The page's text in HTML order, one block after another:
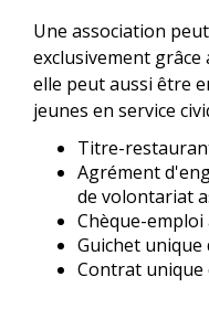
Une association
exclusivement grâce
elle peut aussi être
jeunes en service
Titre-
Agrément
de volontariat
Chèque-emploi
Guichet unique
Contrat unique